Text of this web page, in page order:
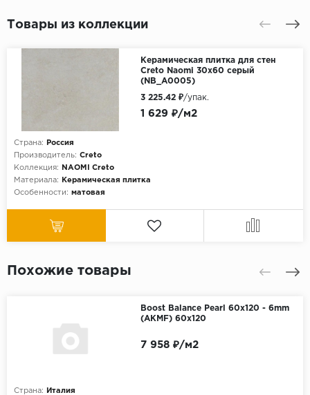
Товары из коллекции
Керамическая плитка для стен
Creto Naomi 30x60 серый
(NB_A0005)
Страна:
Россия
Производитель: Creto
Коллекция:
NAOMI Creto
Материала:
Керамическая плитка
Особенности: матовая
1 629 ₽/м2
3 225.42 ₽/упак.
Похожие товары
Boost Balance Pearl 60x120 - 6mm
(AKMF) 60х120
Страна:
Италия
7 958 ₽/м2